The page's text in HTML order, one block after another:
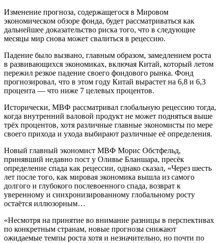
Изменение прогноза, содержащегося в Мировом
экономическом обзоре фонда, будет рассматриваться как
дальнейшее доказательство риска того, что в следующие
месяцы мир снова может свалиться в рецессию.
Падение было вызвано, главным образом, замедлением роста
в развивающихся экономиках, включая Китай, который летом
пережил резкое падение своего фондового рынка. Фонд
прогнозировал, что в этом году Китай вырастет на 6,8 и 6,3
процента — что ниже 7 целевых процентов.
Исторически, МВФ рассматривал глобальную рецессию тогда,
когда внутренний валовой продукт не может подняться выше
трёх процентов, хотя различные главные экономисты по мере
своего прихода и ухода выбирают различные её определения.
Новый главный экономист МВФ Морис Обстфельд,
принявший недавно пост у Оливье Бланшара, пресёк
определение спада как рецессии, однако сказал, «Через шесть
лет после того, как мировая экономика вышла из самого
долгого и глубокого послевоенного спада, возврат к
уверенному и синхронизированному глобальному росту
остаётся иллюзорным…
«Несмотря на принятие во внимание разницы в перспективах
по конкретным странам, новые прогнозы снижают
ожидаемые темпы роста хотя и незначительно, но почти по